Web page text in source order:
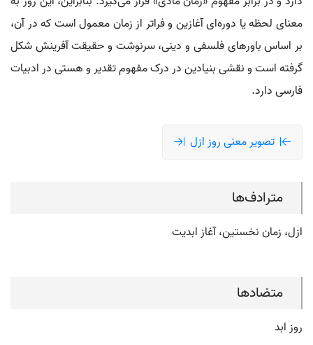
معنای لحظه یا دوره‌ای آغازین و فراتر از زمان معمول است که در آن،
بر اساس باورهای فلسفی و دینی، سرنوشت و حقیقت آفرینش شکل
گرفته است و نقشی بنیادین در درک مفهوم تقدیر و هستی در ادبیات
فارسی دارد.
تصویر معنی روز ازل
مترادف‌ها
ازل، زمان نخستین، آغاز ابدیت
متضادها
روز ابد